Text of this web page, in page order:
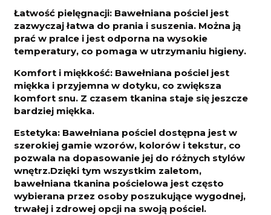
Łatwość pielęgnacji: Bawełniana pościel jest
zazwyczaj łatwa do prania i suszenia. Można ją
prać w pralce i jest odporna na wysokie
temperatury, co pomaga w utrzymaniu higieny.
Komfort i miękkość: Bawełniana pościel jest
miękka i przyjemna w dotyku, co zwiększa
komfort snu. Z czasem tkanina staje się jeszcze
bardziej miękka.
Estetyka: Bawełniana pościel dostępna jest w
szerokiej gamie wzorów, kolorów i tekstur, co
pozwala na dopasowanie jej do różnych stylów
wnętrz.Dzięki tym wszystkim zaletom,
bawełniana tkanina pościelowa jest często
wybierana przez osoby poszukujące wygodnej,
trwałej i zdrowej opcji na swoją pościel.